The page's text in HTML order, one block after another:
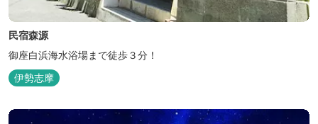
民宿森源
御座白浜海水浴場まで徒歩３分！
伊勢志摩